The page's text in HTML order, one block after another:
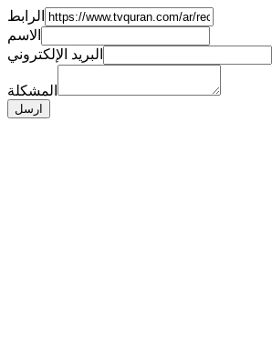
الرابط
الاسم
البريد الإلكتروني
المشكلة
ارسل